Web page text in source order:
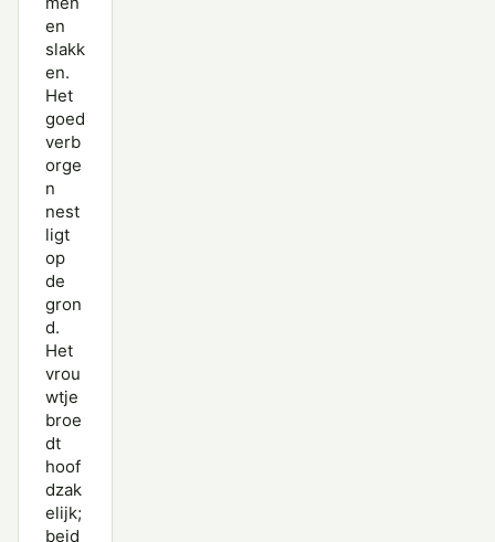
en
slakk
en.
Het
goed
verb
orge
n
nest
ligt
op
de
gron
d.
Het
vrou
wtje
broe
dt
hoof
dzak
elijk;
beid